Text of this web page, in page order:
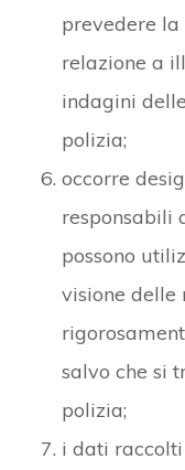
prevedere la
relazione a
indagini
polizia;
occorre
responsabili
possono
visione delle
salvo che si
polizia;
i dati